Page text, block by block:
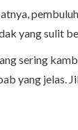
yang sulit
sering
yang jelas.